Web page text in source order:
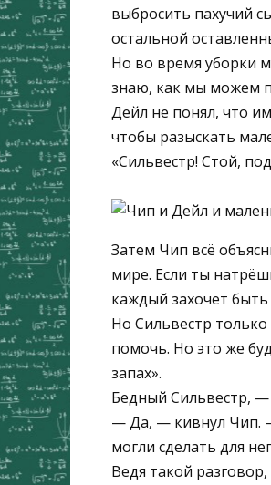
выбросить пахучий
остальной
Но во время уборки
знаю, как мы можем
Дейл не понял, что
чтобы разыскать
«Сильвестр! Стой,
Затем Чип всё
мире. Если ты
каждый захочет
Но Сильвестр только
помочь. Но это же
запах».
Бедный Сильвестр,
— Да, — кивнул Чип.
могли сделать для
Ведя такой